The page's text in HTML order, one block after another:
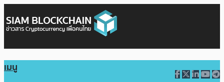
เมนู